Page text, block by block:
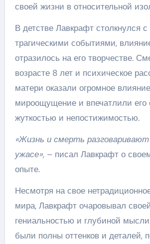
своей жизни в относительной
В детстве Лавкрафт столкнулся
трагическими событиями,
отразилось на его творчестве.
возрасте 8 лет и психическое
матери оказали огромное
мироощущение и впечатлили его
жуткостью и непостижимостью.
«Жизнь и смерть
ужасе»,– писал Лавкрафт о
опыте.
Несмотря на свое
мира, Лавкрафт очаровывал
гениальностью и глубиной
были полны оттенков и деталей,